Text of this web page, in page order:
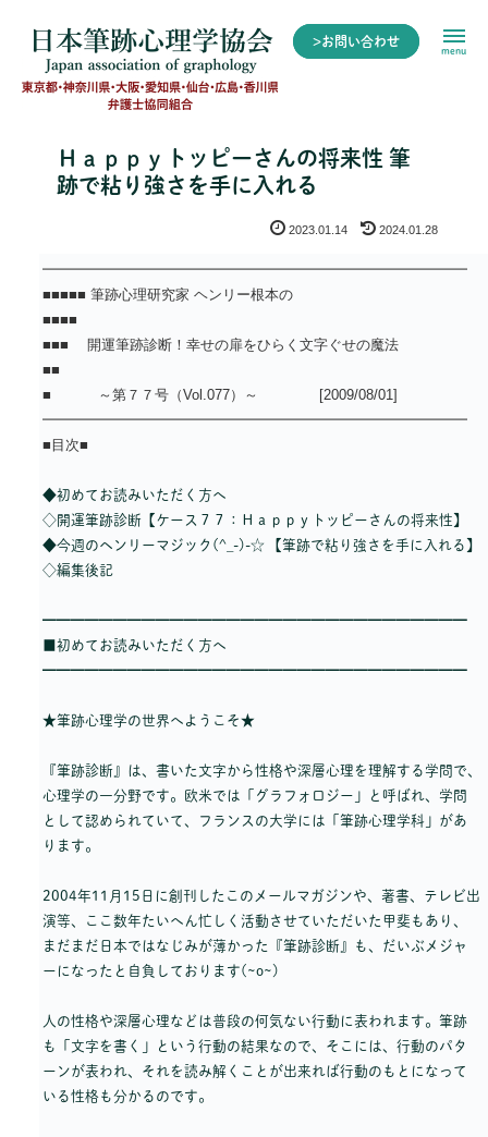
>お問い合わせ
menu
Ｈａｐｐｙトッピーさんの将来性 筆
跡で粘り強さを手に入れる
2023.01.14 2024.01.28
━━━━━━━━━━━━━━━━━━━━━━━━━━━━━━
■■■■■ 筆跡心理研究家 ヘンリー根本の
■■■■
■■■ 開運筆跡診断！幸せの扉をひらく文字ぐせの魔法
■■
■ ～第７７号（Vol.077）～ [2009/08/01]
━━━━━━━━━━━━━━━━━━━━━━━━━━━━━━
■目次■
◆初めてお読みいただく方へ
◇開運筆跡診断【ケース７７：Ｈａｐｐｙトッピーさんの将来性】
◆今週のヘンリーマジック(^_-)-☆ 【筆跡で粘り強さを手に入れる】
◇編集後記
━━━━━━━━━━━━━━━━━━━━━━━━━━━━━━
■初めてお読みいただく方へ
━━━━━━━━━━━━━━━━━━━━━━━━━━━━━━
★筆跡心理学の世界へようこそ★
『筆跡診断』は、書いた文字から性格や深層心理を理解する学問で、
心理学の一分野です。欧米では「グラフォロジー」と呼ばれ、学問
として認められていて、フランスの大学には「筆跡心理学科」があ
ります。
2004年11月15日に創刊したこのメールマガジンや、著書、テレビ出
演等、ここ数年たいへん忙しく活動させていただいた甲斐もあり、
まだまだ日本ではなじみが薄かった『筆跡診断』も、だいぶメジャ
ーになったと自負しております(~o~)
人の性格や深層心理などは普段の何気ない行動に表われます。筆跡
も「文字を書く」という行動の結果なので、そこには、行動のパタ
ーンが表われ、それを読み解くことが出来れば行動のもとになって
いる性格も分かるのです。